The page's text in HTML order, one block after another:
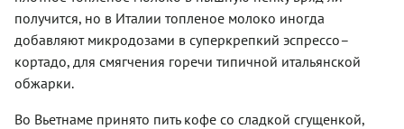
получится, но в Италии топленое молоко иногда
добавляют микродозами в суперкрепкий эспрессо–
кортадо, для смягчения горечи типичной итальянской
обжарки.
Во Вьетнаме принято пить кофе со сладкой сгущенкой,